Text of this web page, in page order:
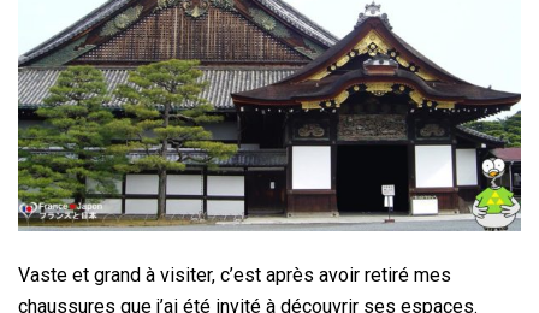
Vaste et grand à visiter, c’est après avoir retiré mes
chaussures que j’ai été invité à découvrir ses espaces.